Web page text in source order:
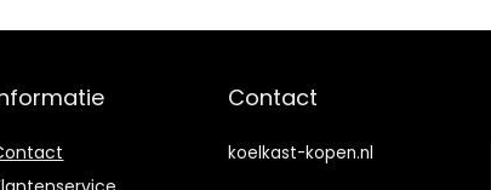
Contact
koelkast-kopen.nl